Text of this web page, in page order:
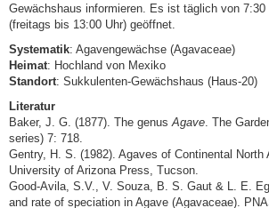
Gewächshaus informieren. Es ist täglich von 7:30
(freitags bis 13:00 Uhr) geöffnet.
Systematik: Agavengewächse (Agavaceae)
Heimat: Hochland von Mexiko
Standort: Sukkulenten-Gewächshaus (Haus-20)
Literatur
Baker, J. G. (1877). The genus Agave . The
series) 7: 718.
Gentry, H. S. (1982). Agaves of Continental North
University of Arizona Press, Tucson.
Good-Avila, S.V., V. Souza, B. S. Gaut & L. E.
and rate of speciation in Agave (Agavaceae).